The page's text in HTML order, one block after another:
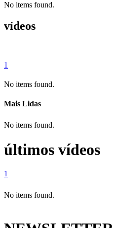
No items found.
vídeos
1
No items found.
Mais Lidas
No items found.
últimos vídeos
1
No items found.